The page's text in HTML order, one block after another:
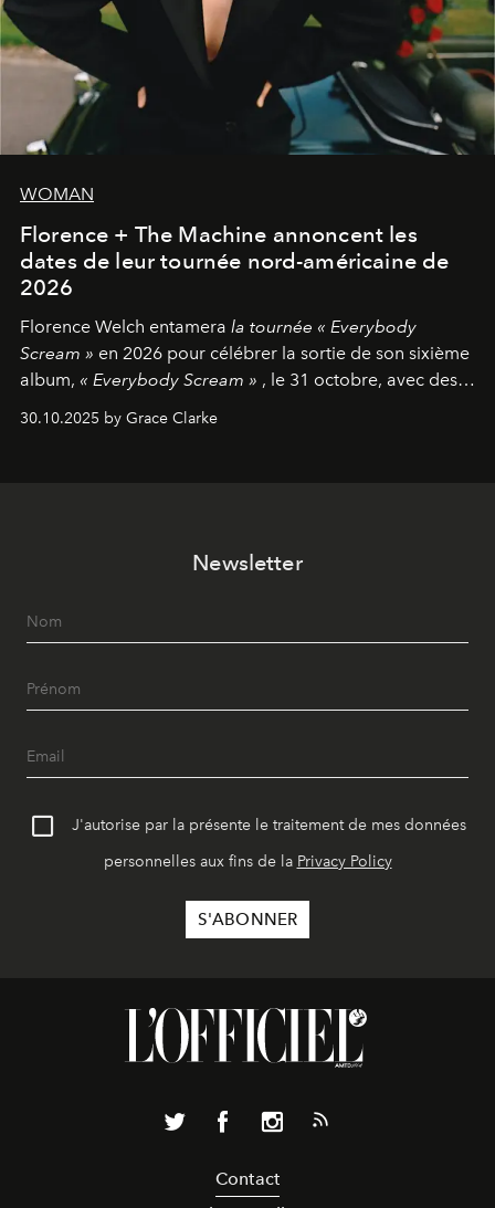
WOMAN
Florence + The Machine annoncent les
dates de leur tournée nord-américaine de
2026
Florence Welch entamera la tournée « Everybody
Scream » en 2026 pour célébrer la sortie de son sixième
album, « Everybody Scream » , le 31 octobre, avec des
dates nord-américaines débutant en avril prochain.
30.10.2025 by Grace Clarke
Newsletter
J'autorise par la présente le traitement de mes données
personnelles aux fins de la Privacy Policy
Contact